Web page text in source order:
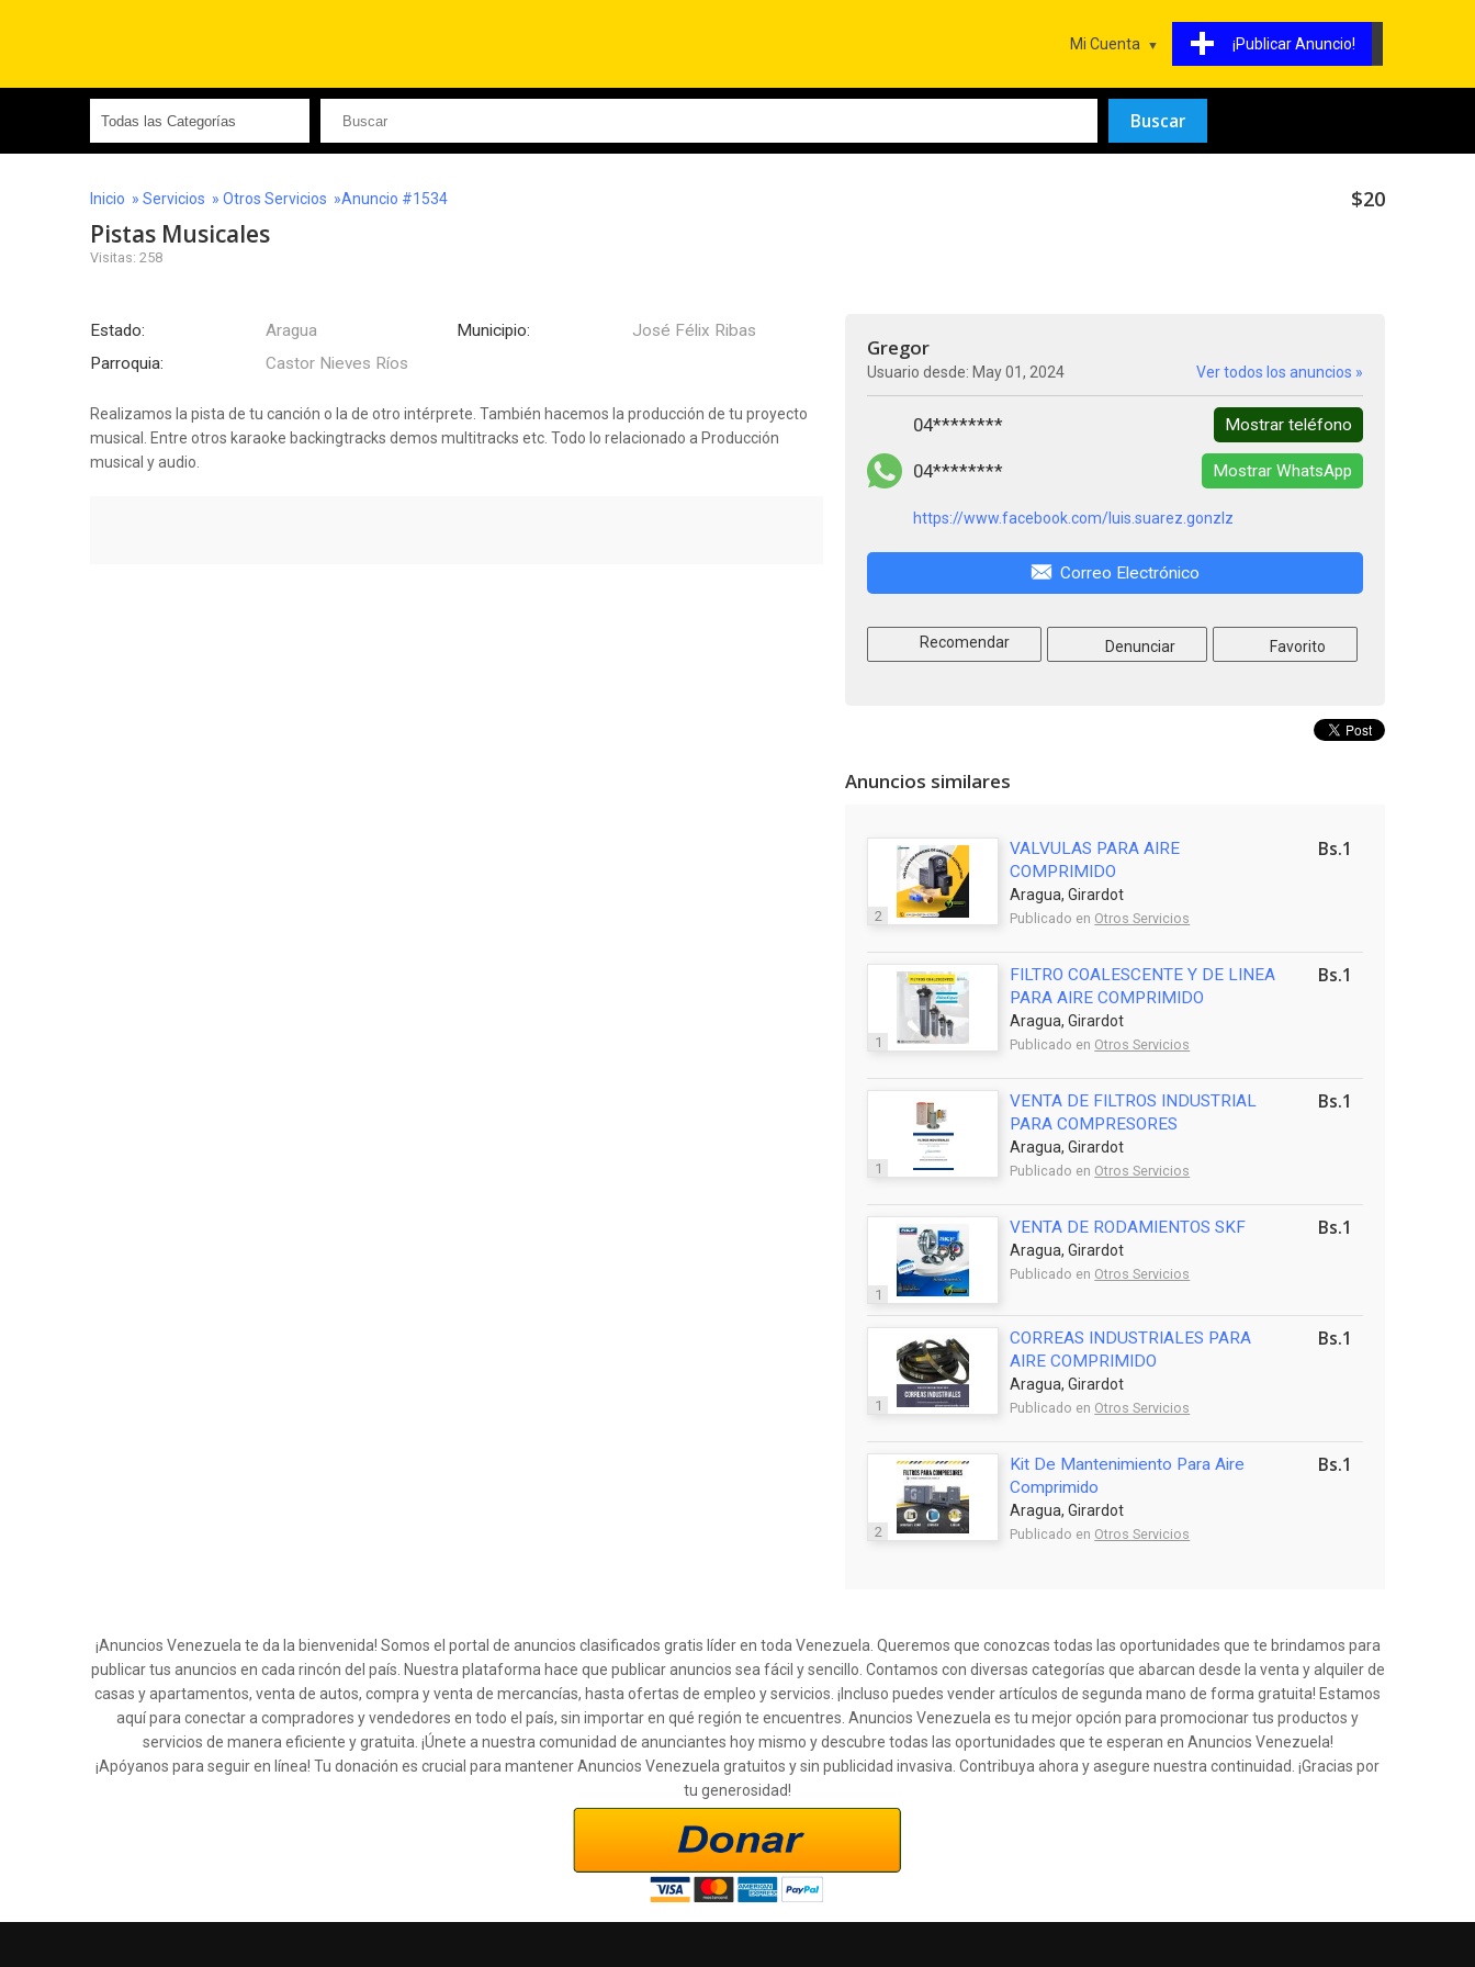
¡Publicar Anuncio!
Mi Cuenta
Inicio » Servicios » Otros Servicios »Anuncio #1534 $20
Pistas Musicales
Visitas: 258
Estado: Aragua Municipio:
José Félix Ribas
Parroquia:
Castor Nieves Ríos
Realizamos la pista de tu canción o la de otro intérprete. También hacemos la producción de tu proyecto
musical. Entre otros karaoke backingtracks demos multitracks etc. Todo lo relacionado a Producción
musical y audio.
Gregor
Usuario desde: May 01, 2024 Ver todos los anuncios »
04******** Mostrar teléfono
04******** Mostrar WhatsApp
https://www.facebook.com/luis.suarez.gonzlz
Correo Electrónico
Recomendar Denunciar Favorito
Anuncios similares
2
VALVULAS PARA AIRE
COMPRIMIDO
Aragua, Girardot
Publicado en Otros Servicios
Bs.1
1
FILTRO COALESCENTE Y DE LINEA
PARA AIRE COMPRIMIDO
Aragua, Girardot
Publicado en Otros Servicios
Bs.1
1
VENTA DE FILTROS INDUSTRIAL
PARA COMPRESORES
Aragua, Girardot
Publicado en Otros Servicios
Bs.1
1
VENTA DE RODAMIENTOS SKF
Aragua, Girardot
Publicado en Otros Servicios
Bs.1
1
CORREAS INDUSTRIALES PARA
AIRE COMPRIMIDO
Aragua, Girardot
Publicado en Otros Servicios
Bs.1
2
Kit De Mantenimiento Para Aire
Comprimido
Aragua, Girardot
Publicado en Otros Servicios
Bs.1
¡Anuncios Venezuela te da la bienvenida! Somos el portal de anuncios clasificados gratis líder en toda Venezuela. Queremos que conozcas todas las oportunidades que te brindamos para
publicar tus anuncios en cada rincón del país. Nuestra plataforma hace que publicar anuncios sea fácil y sencillo. Contamos con diversas categorías que abarcan desde la venta y alquiler de
casas y apartamentos, venta de autos, compra y venta de mercancías, hasta ofertas de empleo y servicios. ¡Incluso puedes vender artículos de segunda mano de forma gratuita! Estamos
aquí para conectar a compradores y vendedores en todo el país, sin importar en qué región te encuentres. Anuncios Venezuela es tu mejor opción para promocionar tus productos y
servicios de manera eficiente y gratuita. ¡Únete a nuestra comunidad de anunciantes hoy mismo y descubre todas las oportunidades que te esperan en Anuncios Venezuela!
¡Apóyanos para seguir en línea! Tu donación es crucial para mantener Anuncios Venezuela gratuitos y sin publicidad invasiva. Contribuya ahora y asegure nuestra continuidad. ¡Gracias por
tu generosidad!